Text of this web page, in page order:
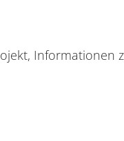
Informationen